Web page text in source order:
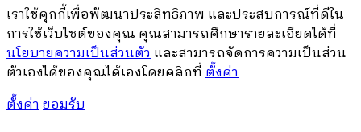
เราใช้คุกกี้เพื่อพัฒนาประสิทธิภาพ และประสบการณ์ที่ดีใน
การใช้เว็บไซต์ของคุณ คุณสามารถศึกษารายละเอียดได้ที่
นโยบายความเป็นส่วนตัวและสามารถจัดการความเป็นส่วน
ตัวเองได้ของคุณได้เองโดยคลิกที่ ตั้งค่า
ตั้งค่ายอมรับ